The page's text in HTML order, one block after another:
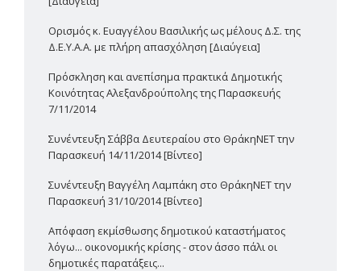
Ορισμός κ. Ευαγγέλου Βασιλικής ως μέλους Δ.Σ. της
Δ.Ε.Υ.Α.Α. με πλήρη απασχόληση [Διαύγεια]
Πρόσκληση και ανεπίσημα πρακτικά Δημοτικής
Κοινότητας Αλεξανδρούπολης της Παρασκευής
7/11/2014
Συνέντευξη Σάββα Δευτεραίου στο ΘράκηΝΕΤ την
Παρασκευή 14/11/2014 [Βίντεο]
Συνέντευξη Βαγγέλη Λαμπάκη στο ΘράκηΝΕΤ την
Παρασκευή 31/10/2014 [Βίντεο]
Απόφαση εκμίσθωσης δημοτικού καταστήματος
λόγω... οικονομικής κρίσης - στον άσσο πάλι οι
δημοτικές παρατάξεις...